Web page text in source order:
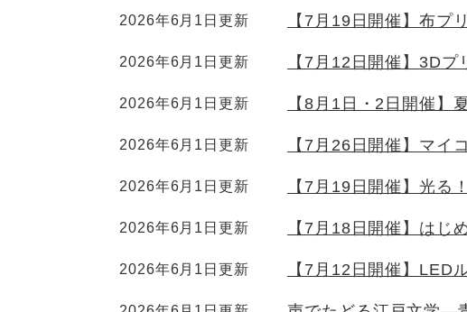
2026年6月1日更新 【7月19日開催】布プ
2026年6月1日更新 【7月12日開催】3D
2026年6月1日更新 【8月1日・2日開催】
2026年6月1日更新 【7月26日開催】マイ
2026年6月1日更新 【7月19日開催】光る
2026年6月1日更新 【7月18日開催】はじ
2026年6月1日更新 【7月12日開催】LED